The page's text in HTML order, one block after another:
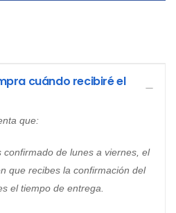
cuándo recibiré el
que:
de lunes a viernes, el
que recibes la confirmación del
el tiempo de entrega.